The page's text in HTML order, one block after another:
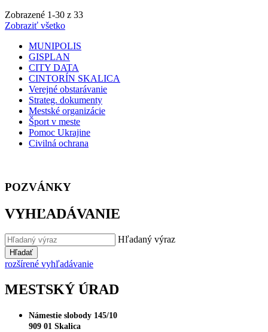
Zobrazené 1-30 z 33
Zobraziť všetko
MUNIPOLIS
GISPLAN
CITY DATA
CINTORÍN SKALICA
Verejné obstarávanie
Strateg. dokumenty
Mestské organizácie
Šport v meste
Pomoc Ukrajine
Civilná ochrana
POZVÁNKY
VYHĽADÁVANIE
Hľadaný výraz
Hľadať
rozšírené vyhľadávanie
MESTSKÝ ÚRAD
Námestie slobody 145/10
909 01 Skalica